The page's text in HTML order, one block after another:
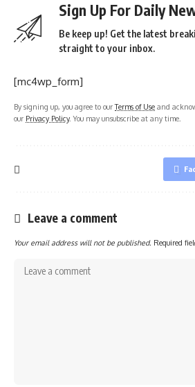
Sign Up For Daily
Be keep up! Get the latest
straight to your inbox.
[mc4wp_form]
By signing up, you agree to ourTerms of Use and
our Privacy Policy. You may unsubscribe at any time.
Leave a comment
Your email address will not be published. Required